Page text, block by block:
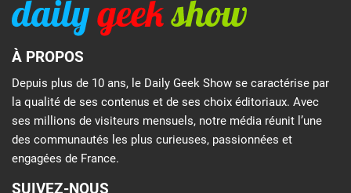
À PROPOS
Depuis plus de 10 ans, le Daily Geek Show se caractérise par
la qualité de ses contenus et de ses choix éditoriaux. Avec
ses millions de visiteurs mensuels, notre média réunit l’une
des communautés les plus curieuses, passionnées et
engagées de France.
SUIVEZ-NOUS